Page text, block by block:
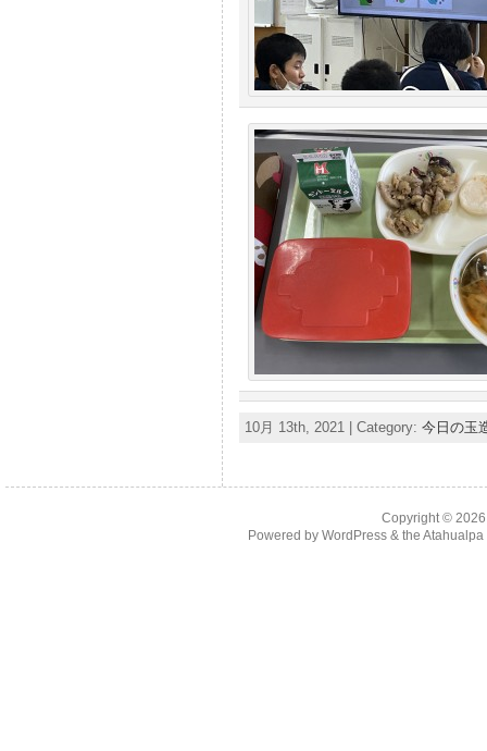
10月 13th, 2021 | Category: 今日の玉
Copyright ©
Powered by WordPress& the Atahualpa